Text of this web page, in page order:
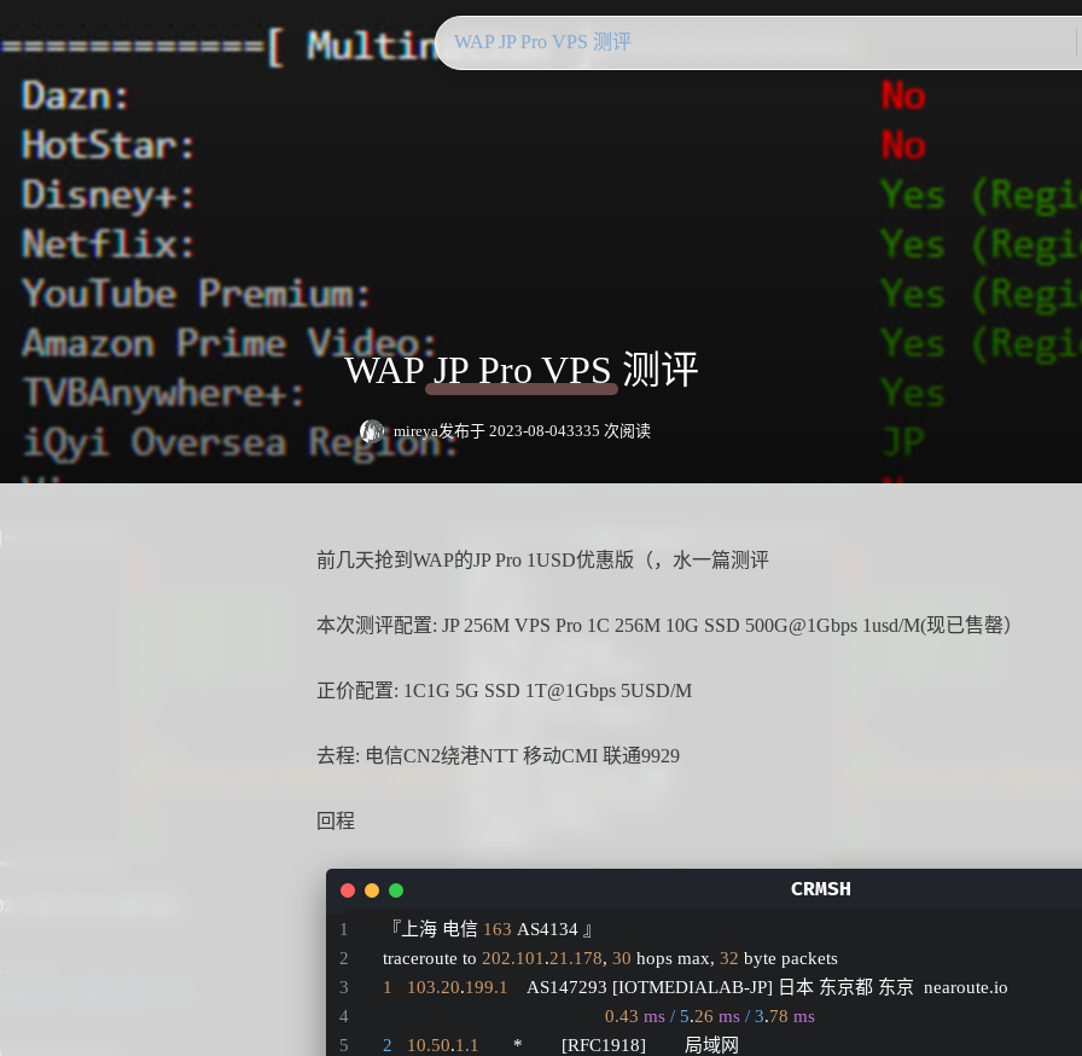
WAP JP Pro VPS 测评
WAP JP Pro VPS 测评
mireya发布于 2023-08-043335 次阅读
前几天抢到WAP的JP Pro 1USD优惠版（，水一篇测评
本次测评配置: JP 256M VPS Pro 1C 256M 10G SSD 500G@1Gbps 1usd/M(现已售罄）
正价配置: 1C1G 5G SSD 1T@1Gbps 5USD/M
去程: 电信CN2绕港NTT 移动CMI 联通9929
回程
『上海 电信 163 AS4134 』
traceroute to 202.101 .21.178, 30 hops max, 32 byte packets
1
103.20.199.1
    AS147293 [IOTMEDIALAB-JP] 日本 东京都 东京  nearoute.io
0.43 ms / 5.26 ms / 3.78 ms
2
10.50.1.1
       *        [RFC1918]        局域网